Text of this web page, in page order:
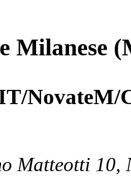
Milanese
NovateM/
Matteotti 10,